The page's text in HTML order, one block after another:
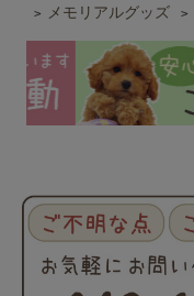
> メモリアルグッズ >